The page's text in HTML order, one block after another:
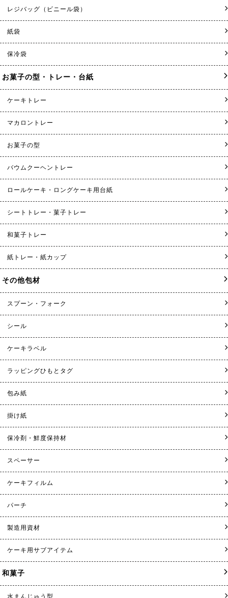
レジバッグ（ビニール袋）
紙袋
保冷袋
お菓子の型・トレー・台紙
ケーキトレー
マカロントレー
お菓子の型
バウムクーヘントレー
ロールケーキ・ロングケーキ用台紙
シートトレー・菓子トレー
和菓子トレー
紙トレー・紙カップ
その他包材
スプーン・フォーク
シール
ケーキラベル
ラッピングひもとタグ
包み紙
掛け紙
保冷剤・鮮度保持材
スペーサー
ケーキフィルム
パーチ
製造用資材
ケーキ用サブアイテム
和菓子
水まんじゅう型